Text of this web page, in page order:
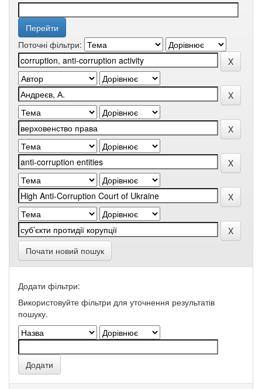
Поточні фільтри:
Почати новий пошук
Додати фільтри:
Використовуйте фільтри для уточнення результатів
пошуку.